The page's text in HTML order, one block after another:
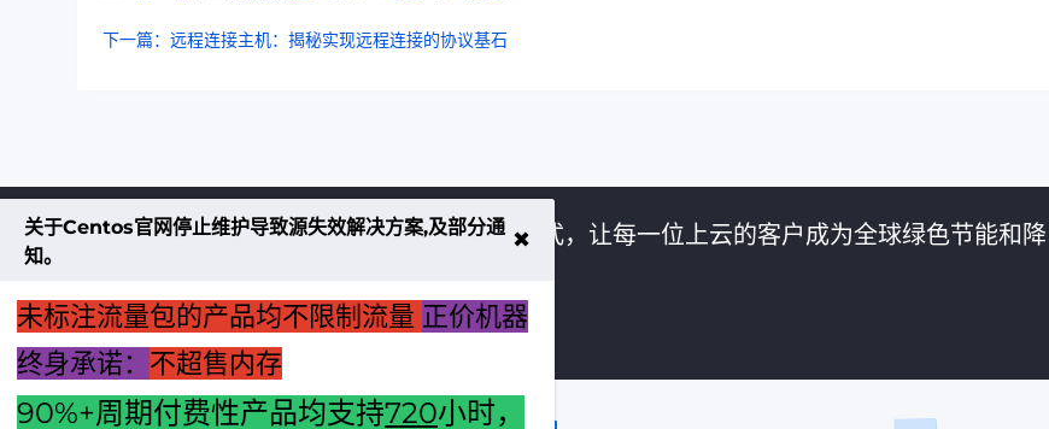
下一篇：远程连接主机：揭秘实现远程连接的协议基石
不大创造互联致力于以最 “绿色节能” 的方式，让每一位上云的客户成为全球绿色节能和降
了解更多
关于Centos官网停止维护导致源失效解决方案,及部分通
知。
✖
未标注流量包的产品均不限制流量 正价机器
终身承诺： 不超售内存
90%+周期付费性产品均支持720小时，